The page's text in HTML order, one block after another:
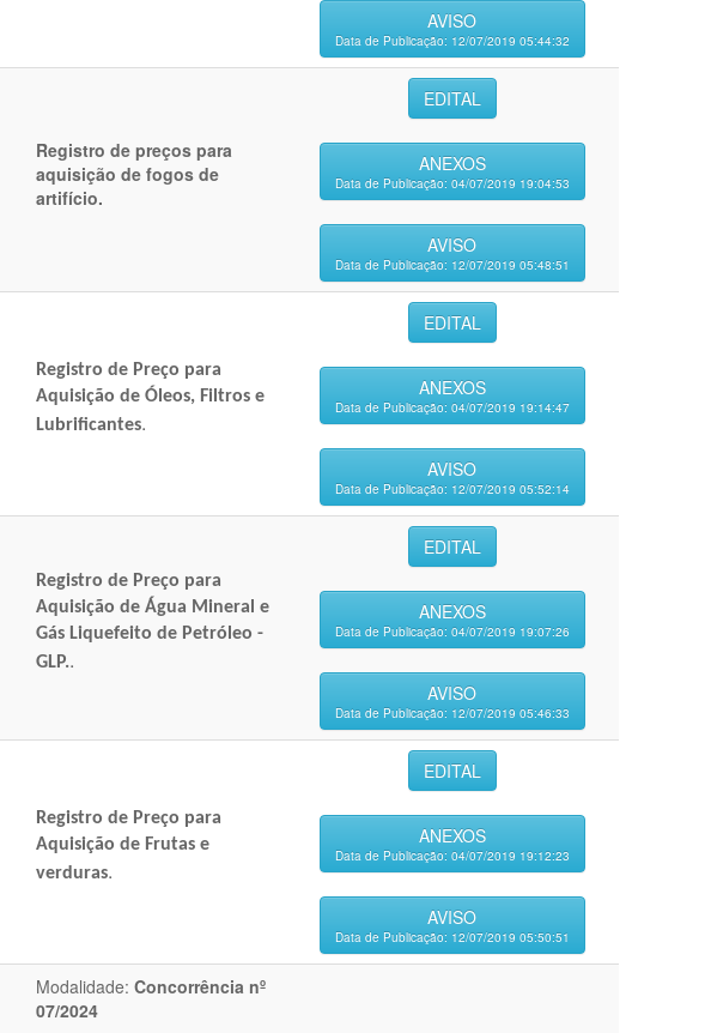
AVISO
Data de Publicação: 12/07/2019 05:44:32
Registro de preços para
aquisição de fogos de
artifício.
EDITAL
ANEXOS
Data de Publicação: 04/07/2019 19:04:53
AVISO
Data de Publicação: 12/07/2019 05:48:51
Registro de Preço para
Aquisição de Óleos, Filtros e
Lubrificantes.
EDITAL
ANEXOS
Data de Publicação: 04/07/2019 19:14:47
AVISO
Data de Publicação: 12/07/2019 05:52:14
Registro de Preço para
Aquisição de Água Mineral e
Gás Liquefeito de Petróleo -
GLP..
EDITAL
ANEXOS
Data de Publicação: 04/07/2019 19:07:26
AVISO
Data de Publicação: 12/07/2019 05:46:33
Registro de Preço para
Aquisição de Frutas e
verduras.
EDITAL
ANEXOS
Data de Publicação: 04/07/2019 19:12:23
AVISO
Data de Publicação: 12/07/2019 05:50:51
Modalidade: Concorrência nº
07/2024